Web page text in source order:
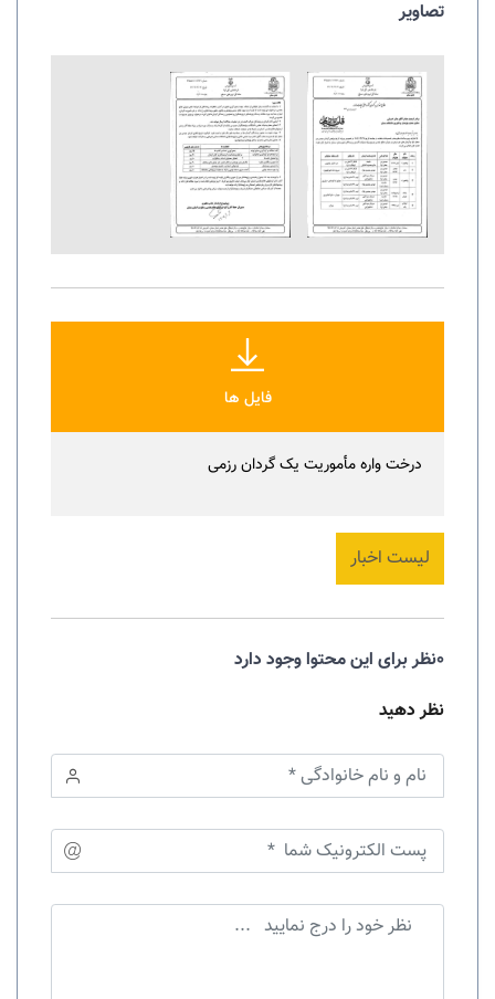
تصاویر
فایل ها
درخت واره مأموریت یک گردان رزمی
لیست اخبار
0نظر برای این محتوا وجود دارد
نظر دهید